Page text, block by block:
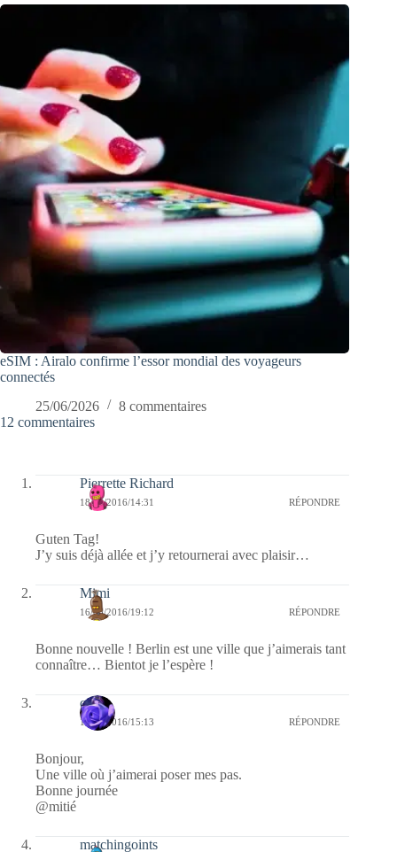
eSIM : Airalo confirme l’essor mondial des voyageurs
connectés
25/06/2026
8 commentaires
12 commentaires
Pierrette Richard
18/06/2016/14:31 RÉPONDRE
Guten Tag!
J’y suis déjà allée et j’y retournerai avec plaisir…
Mimi
16/06/2016/19:12 RÉPONDRE
Bonne nouvelle ! Berlin est une ville que j’aimerais tant
connaître… Bientot je l’espère !
covix
16/06/2016/15:13 RÉPONDRE
Bonjour,
Une ville où j’aimerai poser mes pas.
Bonne journée
@mitié
matchingoints